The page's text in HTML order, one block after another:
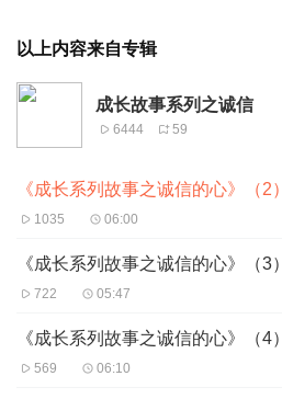
以上内容来自专辑
成长故事系列之诚信
6444 59
《成长系列故事之诚信的心》（2）
1035 06:00
《成长系列故事之诚信的心》（3）
722 05:47
《成长系列故事之诚信的心》（4）
569 06:10